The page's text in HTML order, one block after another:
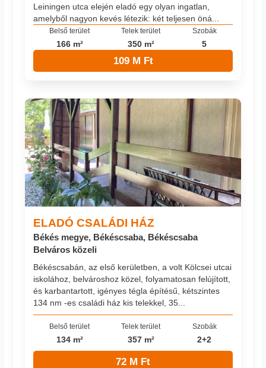
Leiningen utca elején eladó egy olyan ingatlan,
amelyből nagyon kevés létezik: két teljesen öná...
Belső terület
166 m²
Telek terület
350 m²
Szobák
5
109 M Ft
ELADÓ CSALÁDI HÁZ
Békés megye, Békéscsaba, Békéscsaba
Belváros közeli
Békéscsabán, az első kerületben, a volt Kölcsei utcai
iskolához, belvároshoz közel, folyamatosan felújított,
és karbantartott, igényes tégla építésű, kétszintes
134 nm -es családi ház kis telekkel, 35...
Belső terület
134 m²
Telek terület
357 m²
Szobák
2+2
72 M Ft